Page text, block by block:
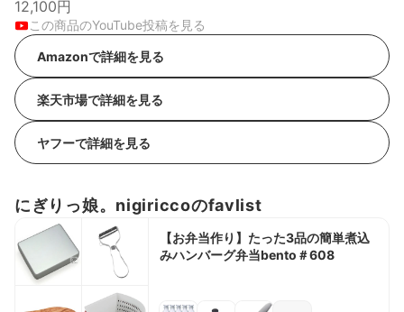
12,100円
この商品のYouTube投稿を見る
Amazonで詳細を見る
楽天市場で詳細を見る
ヤフーで詳細を見る
にぎりっ娘。nigiriccoのfavlist
【お弁当作り】たった3品の簡単煮込
みハンバーグ弁当bento＃608